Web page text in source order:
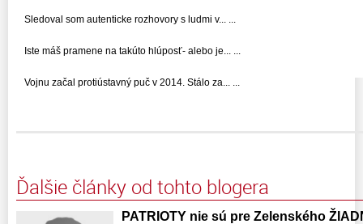
Sledoval som autenticke rozhovory s ludmi v... ...
Iste máš pramene na takúto hlúposť- alebo je... ...
Vojnu začal protiústavný puč v 2014. Stálo za... ...
Ďalšie články od tohto blogera
PATRIOTY nie sú pre Zelenského